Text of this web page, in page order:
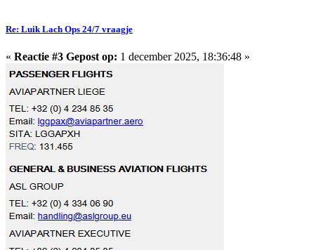
Re: Luik Lach Ops 24/7 vraagje
« Reactie #3 Gepost op: 1 december 2025, 18:36:48 »